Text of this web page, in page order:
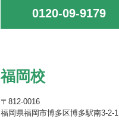
0120-09-9179
福岡校
〒812-0016
福岡県福岡市博多区博多駅南3-2-1